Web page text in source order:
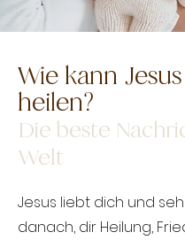
Wie kann
heilen?
Die beste
Welt
Jesus liebt dich und
danach, dir Heilung,